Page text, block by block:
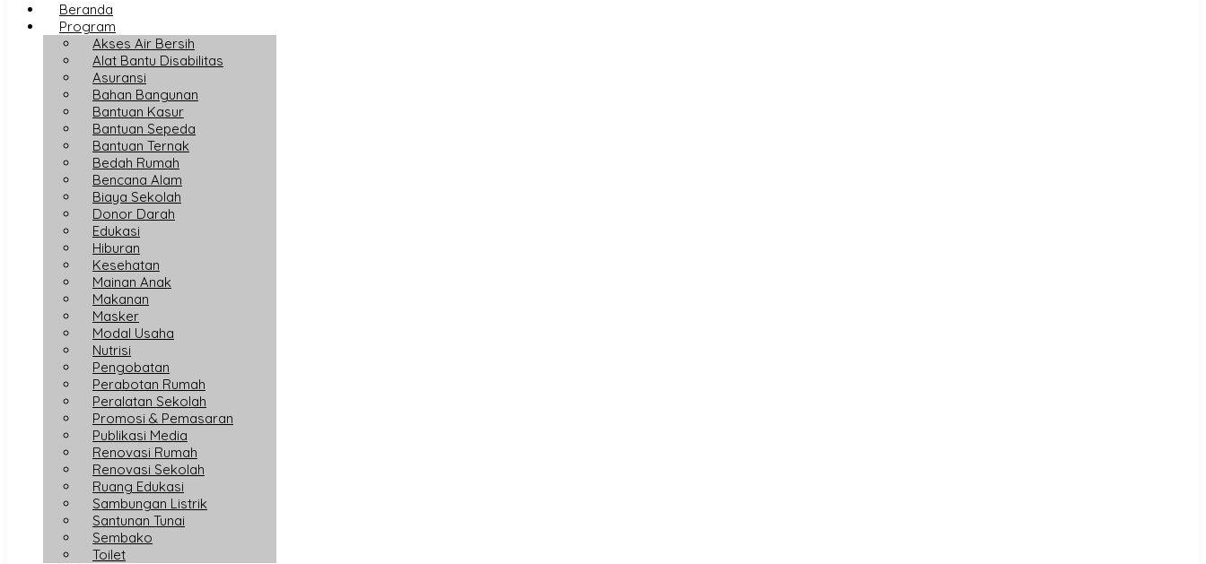
Beranda
Program
Akses Air Bersih
Alat Bantu Disabilitas
Asuransi
Bahan Bangunan
Bantuan Kasur
Bantuan Sepeda
Bantuan Ternak
Bedah Rumah
Bencana Alam
Biaya Sekolah
Donor Darah
Edukasi
Hiburan
Kesehatan
Mainan Anak
Makanan
Masker
Modal Usaha
Nutrisi
Pengobatan
Perabotan Rumah
Peralatan Sekolah
Promosi & Pemasaran
Publikasi Media
Renovasi Rumah
Renovasi Sekolah
Ruang Edukasi
Sambungan Listrik
Santunan Tunai
Sembako
Toilet